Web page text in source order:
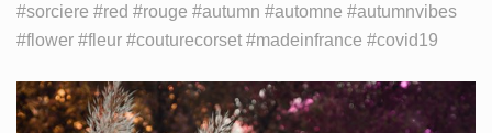
#sorciere #red #rouge #autumn #automne #autumnvibes
#flower #fleur #couturecorset #madeinfrance #covid19